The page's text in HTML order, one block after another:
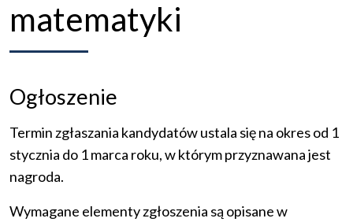
matematyki
Ogłoszenie
Termin zgłaszania kandydatów ustala się na okres od 1
stycznia do 1 marca roku, w którym przyznawana jest
nagroda.
Wymagane elementy zgłoszenia są opisane w